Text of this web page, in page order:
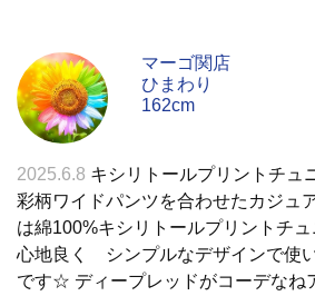
マーゴ関店
ひまわり
162cm
2025.6.8 キシリトールプリントチュ
彩柄ワイドパンツを合わせたカジュ
は綿100%キシリトールプリントチ
心地良く シンプルなデザインで使
です☆ ディープレッドがコーデなね